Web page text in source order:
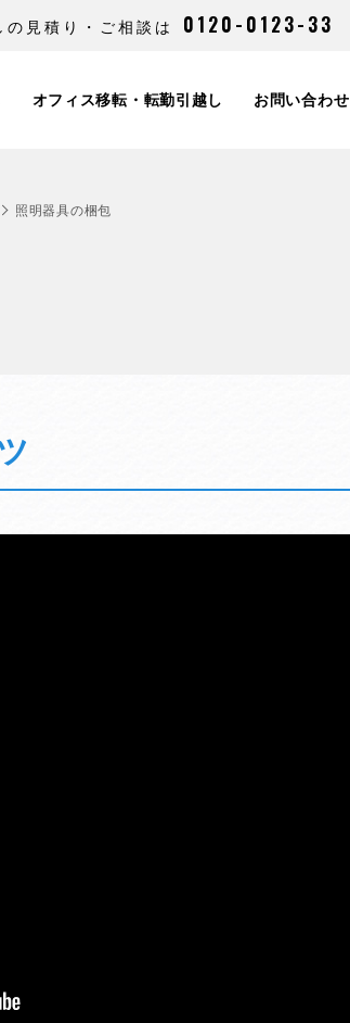
の見積り・ご相談は 0120-0123-33
オフィス移転・転勤引越し お問い合わせ
照明器具の梱包